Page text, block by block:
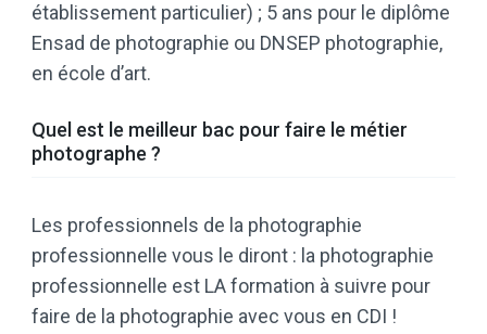
établissement particulier) ; 5 ans pour le diplôme
Ensad de photographie ou DNSEP photographie,
en école d’art.
Quel est le meilleur bac pour faire le métier
photographe ?
Les professionnels de la photographie
professionnelle vous le diront : la photographie
professionnelle est LA formation à suivre pour
faire de la photographie avec vous en CDI !